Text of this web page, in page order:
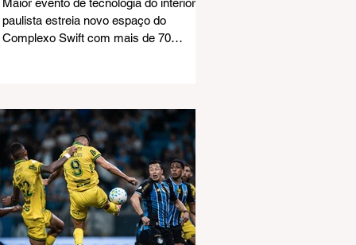
paulista estreia novo espaço do
Complexo Swift com mais de 70
estreia do Graneleiro revitalizado, no
Complexo Swift, como palco de grandes
eventos. A abertura reuniu milhares de
participantes, empresários, estudantes,
startups, investidores e profissionais do
setor de tecnologia, consolidando a
maior edição da história do encontro.